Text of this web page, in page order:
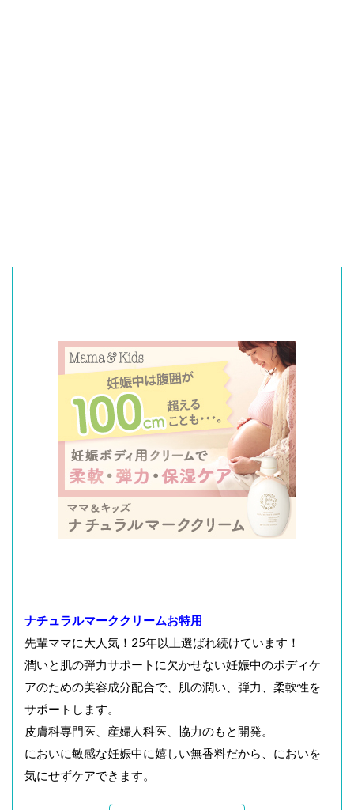
ナチュラルマーククリームお特用
先輩ママに大人気！25年以上選ばれ続けています！
潤いと肌の弾力サポートに欠かせない妊娠中のボディケ
アのための美容成分配合で、肌の潤い、弾力、柔軟性を
サポートします。
皮膚科専門医、産婦人科医、協力のもと開発。
においに敏感な妊娠中に嬉しい無香料だから、においを
気にせずケアできます。